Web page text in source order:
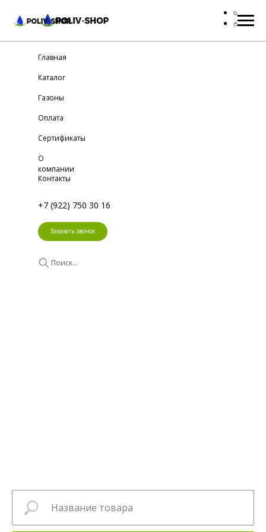
Заказать звонок
+7 (922) 750 30 16
Главная
Каталог
Газоны
Оплата
Сертификаты
О
компании
Контакты
Поиск...